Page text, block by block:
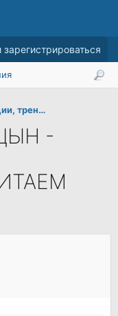
тренинги
-
зарегистрироваться